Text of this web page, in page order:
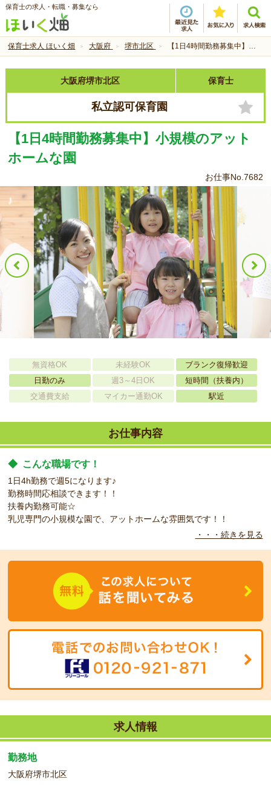
保育士の求人・転職・募集なら
保育士求人 ほいく畑 大阪府 堺市北区 【1日4時間勤務募集中】小規模のアットホームな園
大阪府堺市北区 保育士
私立認可保育園
【1日4時間勤務募集中】小規模のアット
ホームな園
お仕事No.7682
無資格OK 未経験OK
ブランク復帰歓迎
日勤のみ
週3～4日OK
短時間（扶養内）
交通費支給
マイカー通勤OK 駅近
お仕事内容
◆ こんな職場です！
1日4h勤務で週5になります♪
勤務時間応相談できます！！
扶養内勤務可能☆
乳児専門の小規模な園で、アットホームな雰囲気です！！
気になることは、何でもご相談くださいね♪
・・・続きを見る
求人情報
勤務地
大阪府堺市北区